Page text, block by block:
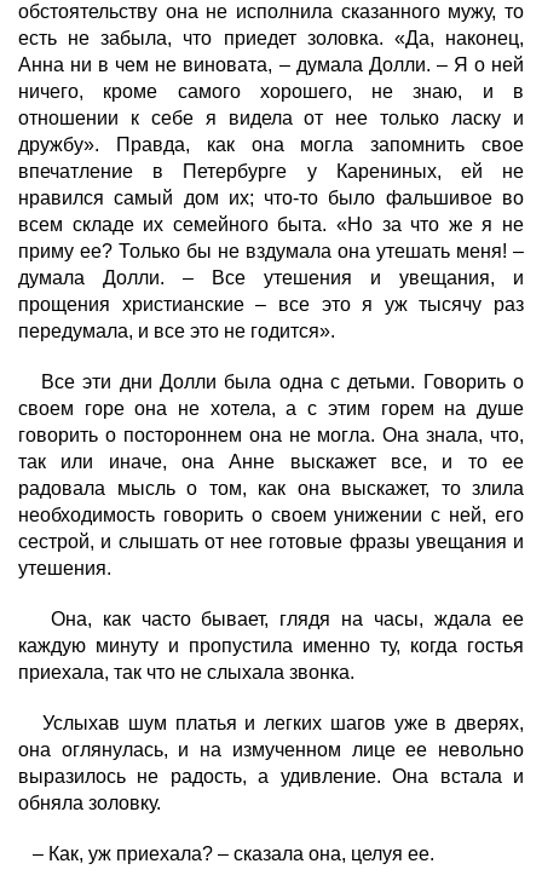
обстоятельству она не исполнила сказанного мужу, то
есть не забыла, что приедет золовка. «Да, наконец,
Анна ни в чем не виновата, – думала Долли. – Я о ней
ничего, кроме самого хорошего, не знаю, и в
отношении к себе я видела от нее только ласку и
дружбу». Правда, как она могла запомнить свое
впечатление в Петербурге у Карениных, ей не
нравился самый дом их; что-то было фальшивое во
всем складе их семейного быта. «Но за что же я не
приму ее? Только бы не вздумала она утешать меня! –
думала Долли. – Все утешения и увещания, и
прощения христианские – все это я уж тысячу раз
передумала, и все это не годится».
Все эти дни Долли была одна с детьми. Говорить о
своем горе она не хотела, а с этим горем на душе
говорить о постороннем она не могла. Она знала, что,
так или иначе, она Анне выскажет все, и то ее
радовала мысль о том, как она выскажет, то злила
необходимость говорить о своем унижении с ней, его
сестрой, и слышать от нее готовые фразы увещания и
утешения.
Она, как часто бывает, глядя на часы, ждала ее
каждую минуту и пропустила именно ту, когда гостья
приехала, так что не слыхала звонка.
Услыхав шум платья и легких шагов уже в дверях,
она оглянулась, и на измученном лице ее невольно
выразилось не радость, а удивление. Она встала и
обняла золовку.
– Как, уж приехала? – сказала она, целуя ее.